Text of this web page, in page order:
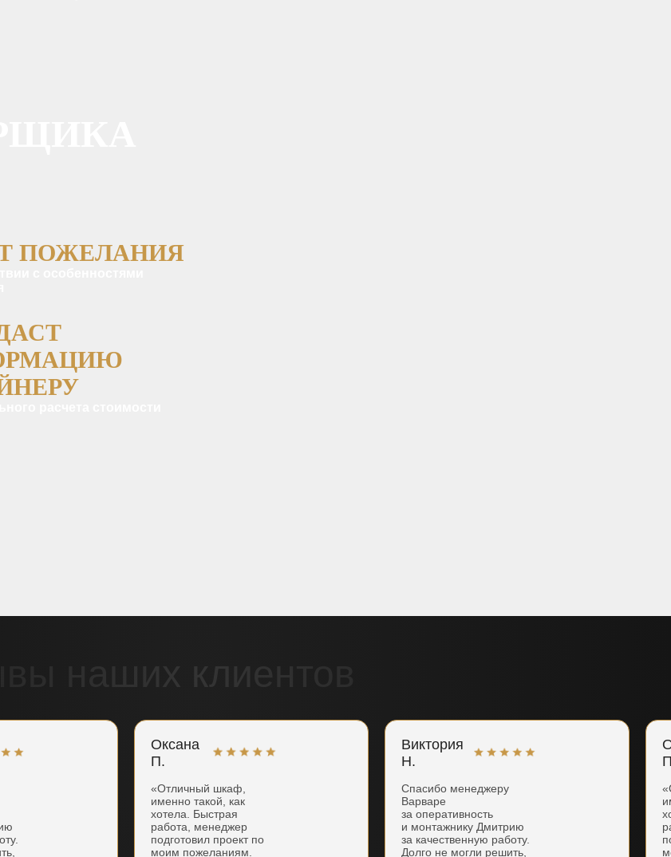
ПОЖЕЛАНИЯ
Оксана
П.
«Отличный шкаф,
именно такой, как
хотела. Быстрая
работа, менеджер
подготовил проект по
моим пожеланиям.
Виктория
Н.
Спасибо менеджеру
Варваре
за оперативность
и монтажнику Дмитрию
за качественную работу.
Долго не могли решить,